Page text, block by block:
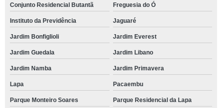
Conjunto Residencial Butantã Freguesia do Ó
Instituto da Previdência Jaguaré
Jardim Bonfiglioli Jardim Everest
Jardim Guedala Jardim Libano
Jardim Namba Jardim Primavera
Lapa Pacaembu
Parque Monteiro Soares Parque Residencial da Lapa